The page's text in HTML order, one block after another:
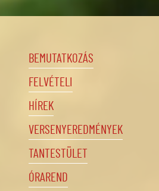
BEMUTATKOZÁS
FELVÉTELI
HÍREK
VERSENYEREDMÉNYEK
TANTESTÜLET
ÓRAREND